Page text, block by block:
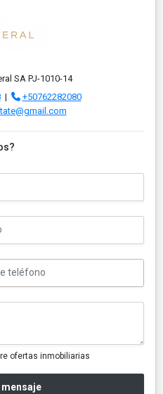
SA PJ-1010-14
|
+50762282080
ofertas inmobiliarias
mensaje